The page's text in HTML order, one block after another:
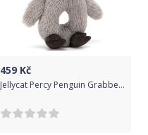
459 Kč
Jellycat Percy Penguin Grabber uni